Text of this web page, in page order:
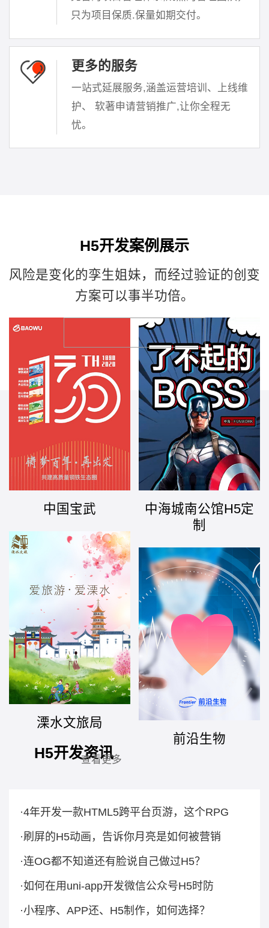
只为项目保质.保量如期交付。
更多的服务
一站式延展服务,涵盖运营培训、上线维
护、 软著申请营销推广,让你全程无
忧。
H5开发案例展示
风险是变化的孪生姐妹，而经过验证的创变
方案可以事半功倍。
中国宝武
中海城南公馆H5定
制
溧水文旅局
前沿生物
查看更多
H5开发资讯
·4年开发一款HTML5跨平台页游，这个RPG
·刷屏的H5动画，告诉你月亮是如何被营销
·连OG都不知道还有脸说自己做过H5？
·如何在用uni-app开发微信公众号H5时防
·小程序、APP还、H5制作，如何选择？